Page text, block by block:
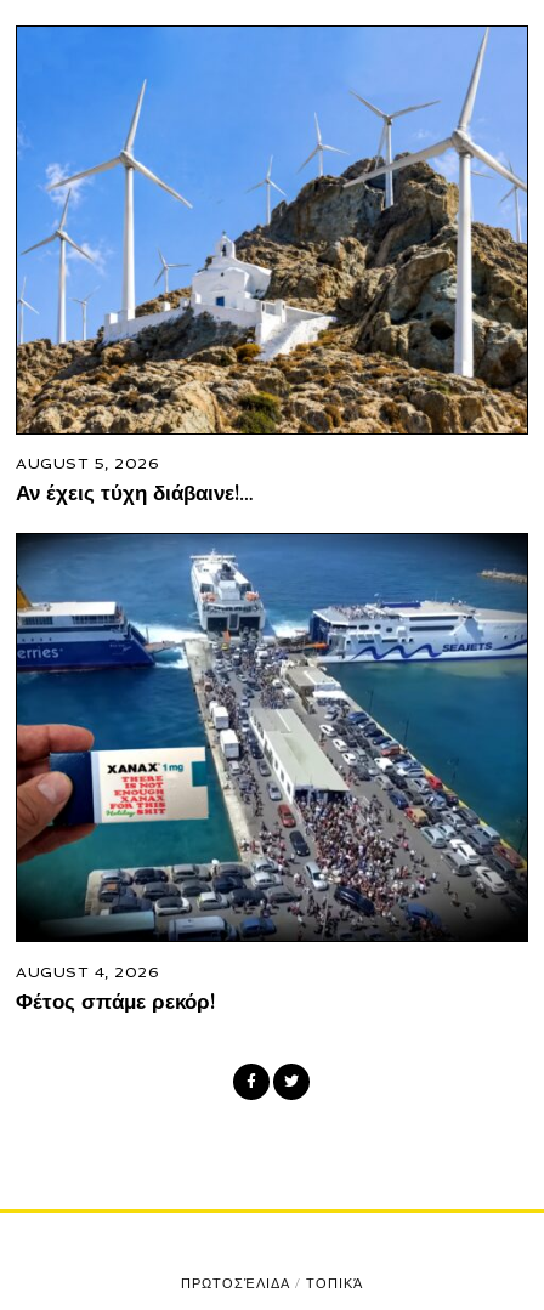
AUGUST 5, 2026
Αν έχεις τύχη διάβαινε!…
AUGUST 4, 2026
Φέτος σπάμε ρεκόρ!
ΠΡΩΤΟΣΈΛΙΔΑ / ΤΟΠΙΚΆ